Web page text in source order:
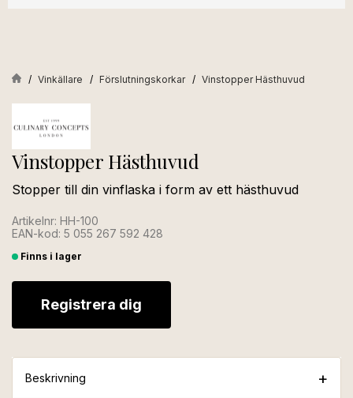
Vinkällare Förslutningskorkar Vinstopper Hästhuvud
Vinstopper Hästhuvud
Stopper till din vinflaska i form av ett hästhuvud
Artikelnr: HH-100
EAN-kod: 5 055 267 592 428
Finns i lager
Registrera dig
Beskrivning